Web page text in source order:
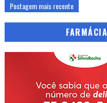
Postagem mais recente